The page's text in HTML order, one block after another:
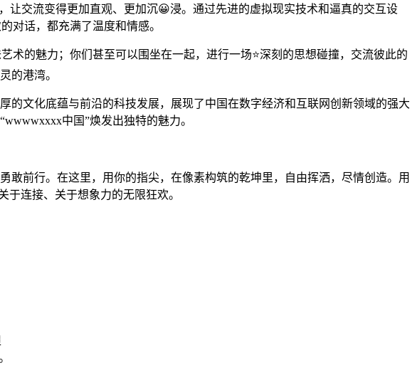
让交流变得更加直观、更加沉😀浸。通过先进的虚拟现实技术和逼真的交互设
对话，都充满了温度和情感。
的魅力；你们甚至可以围坐在一起，进行一场⭐深刻的思想碰撞，交流彼此的
的港湾。
的文化底蕴与前沿的科技发展，展现了中国在数字经济和互联网创新领域的强大
中国”焕发出独特的魅力。
前行。在这里，用你的指尖，在像素构筑的乾坤里，自由挥洒，尽情创造。用
连接、关于想象力的无限狂欢。